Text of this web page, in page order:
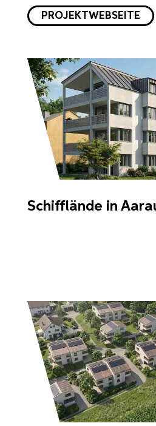
PROJEKTWEBSEITE
Schifflände in